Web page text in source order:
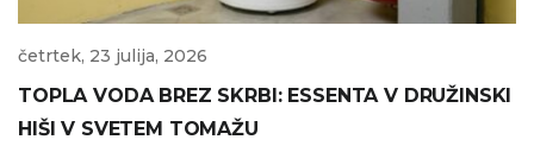
četrtek, 23 julija, 2026
TOPLA VODA BREZ SKRBI: ESSENTA V DRUŽINSKI
HIŠI V SVETEM TOMAŽU